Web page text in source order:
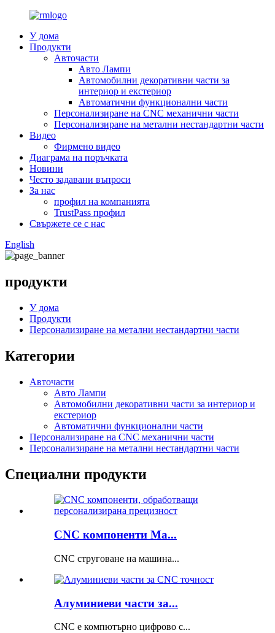
У дома
Продукти
Авточасти
Авто Лампи
Автомобилни декоративни части за
интериор и екстериор
Автоматични функционални части
Персонализиране на CNC механични части
Персонализиране на метални нестандартни части
Видео
Фирмено видео
Диаграма на поръчката
Новини
Често задавани въпроси
За нас
профил на компанията
TrustPass профил
Свържете се с нас
English
продукти
У дома
Продукти
Персонализиране на метални нестандартни части
Категории
Авточасти
Авто Лампи
Автомобилни декоративни части за интериор и
екстериор
Автоматични функционални части
Персонализиране на CNC механични части
Персонализиране на метални нестандартни части
Специални продукти
CNC компоненти Ma...
CNC струговане на машина...
Алуминиеви части за...
CNC е компютърно цифрово c...